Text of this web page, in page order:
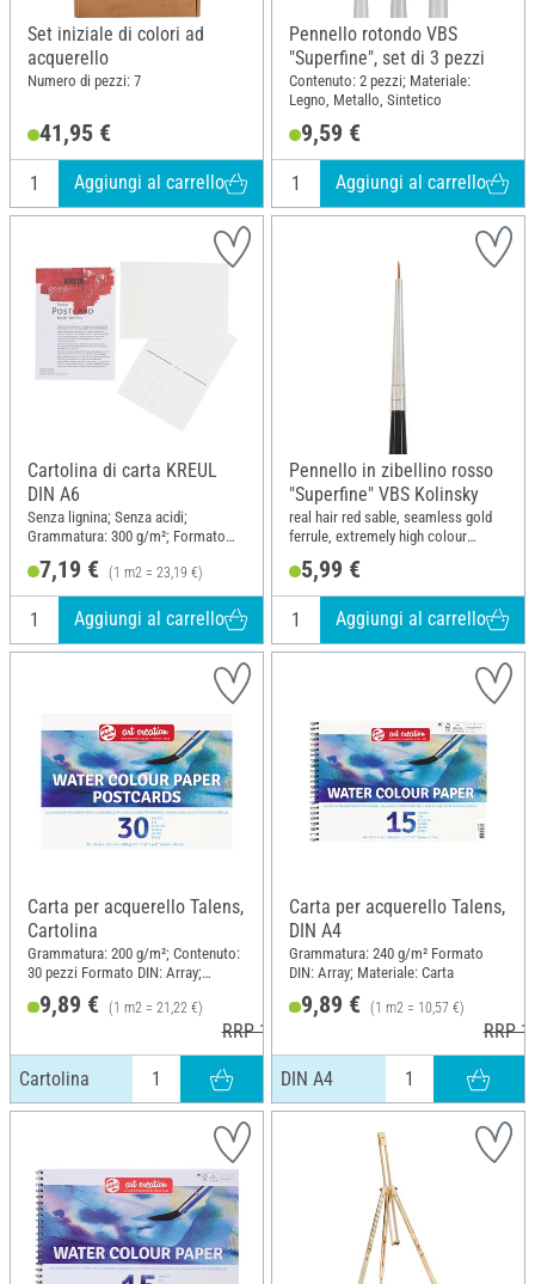
Set iniziale di colori ad
acquerello
Numero di pezzi: 7
41,95 €
Aggiungi al carrello
Pennello rotondo VBS
"Superfine", set di 3 pezzi
Contenuto: 2 pezzi; Materiale:
Legno, Metallo, Sintetico
9,59 €
Aggiungi al carrello
Cartolina di carta KREUL
DIN A6
Senza lignina; Senza acidi;
Grammatura: 300 g/m²; Formato
Cellulosa
7,19 € (1 m2 = 23,19 €)
Aggiungi al carrello
Pennello in zibellino rosso
"Superfine" VBS Kolinsky
real hair red sable, seamless gold
ferrule, extremely high colour
5,99 €
Aggiungi al carrello
Carta per acquerello Talens,
Cartolina
Grammatura: 200 g/m²; Contenuto:
30 pezzi Formato DIN: Array;
Materiale: Carta
9,89 € (1 m2 = 21,22 €)
RRP 10,70 €
Cartolina
Carta per acquerello Talens,
DIN A4
Grammatura: 240 g/m² Formato
DIN: Array; Materiale: Carta
9,89 € (1 m2 = 10,57 €)
RRP
DIN A4